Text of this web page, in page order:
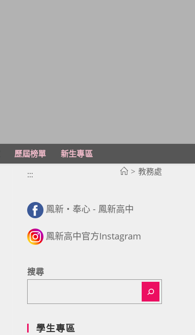
歷屆榜單
新生專區
> 教務處
:::
鳳新・奉心 - 鳳新高中
鳳新高中官方Instagram
搜尋
學生專區